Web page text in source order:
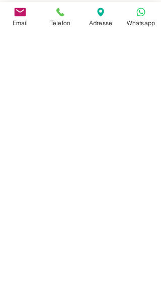
Email Telefon Adresse Whatsapp